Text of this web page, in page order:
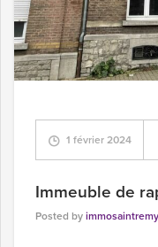
1 février 2024
Immeuble de
Posted byimmosaintremy